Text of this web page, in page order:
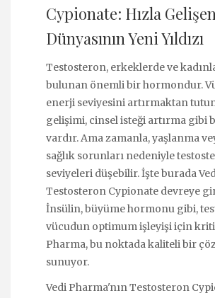
Cypionate: Hızla
Dünyasının Yeni Yıldızı
Testosteron, erkeklerde ve
bulunan önemli bir hormondur.
enerji seviyesini artırmaktan
gelişimi, cinsel isteği artırma gibi
vardır. Ama zamanla, yaşlanma
sağlık sorunları nedeniyle
seviyeleri düşebilir. İşte burada
Testosteron Cypionate devreye
İnsülin, büyüme hormonu gibi,
vücudun optimum işleyişi için
Pharma, bu noktada kaliteli bir
sunuyor.
Vedi Pharma'nın Testosteron